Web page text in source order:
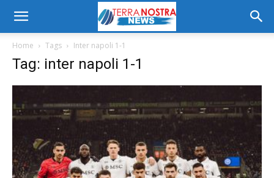
Home Tags Inter napoli 1-1
Tag: inter napoli 1-1